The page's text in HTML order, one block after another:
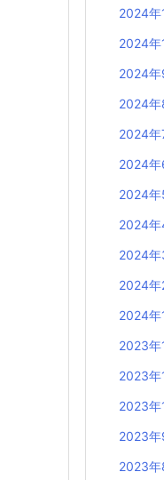
2024年
2024年
2024年
2024年
2024年
2024年
2024年
2024年
2024年
2024年
2024年
2023年
2023年
2023年
2023年
2023年